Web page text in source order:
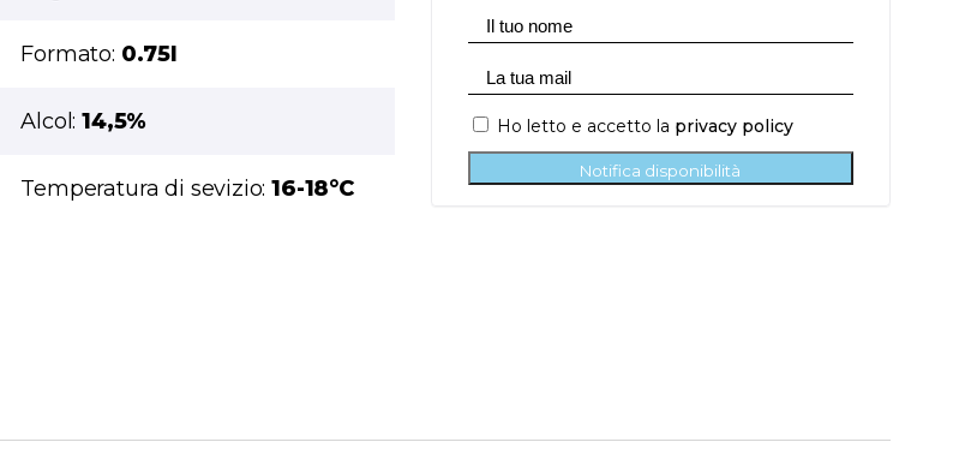
Formato: 0.75l
Alcol:14,5%
Temperatura di sevizio:16-18°C
Ho letto e accetto la privacy policy
Notifica disponibilità